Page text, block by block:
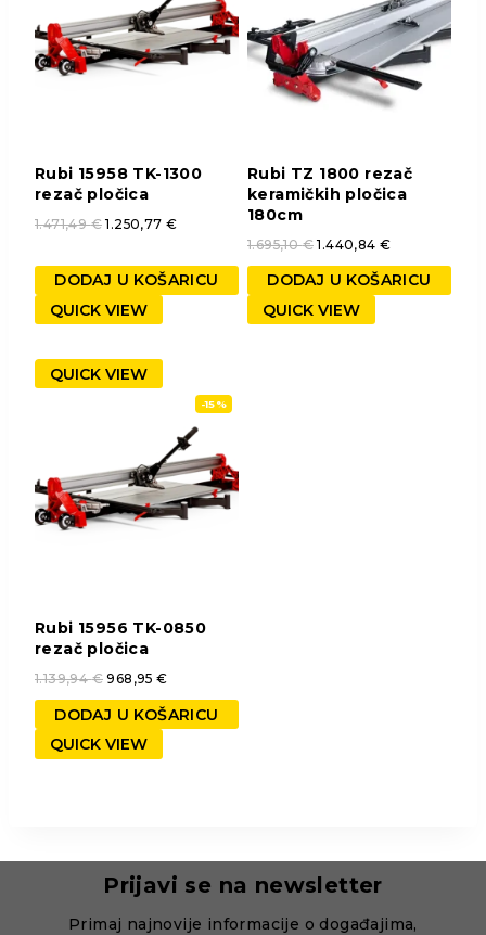
Rubi 15958 TK-1300
rezač pločica
1.471,49€ 1.250,77€
DODAJ U KOŠARICU
QUICK VIEW
Rubi TZ 1800 rezač
keramičkih pločica
180cm
1.695,10€ 1.440,84€
DODAJ U KOŠARICU
QUICK VIEW
QUICK VIEW
-15%
Rubi 15956 TK-0850
rezač pločica
1.139,94€ 968,95€
DODAJ U KOŠARICU
QUICK VIEW
Prijavi se na newsletter
Primaj najnovije informacije o događajima,